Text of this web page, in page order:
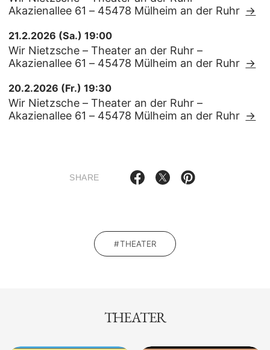
Akazienallee 61 – 45478 Mülheim an der Ruhr →
21.2.2026 (Sa.) 19:00
Wir Nietzsche – Theater an der Ruhr –
Akazienallee 61 – 45478 Mülheim an der Ruhr →
20.2.2026 (Fr.) 19:30
Wir Nietzsche – Theater an der Ruhr –
Akazienallee 61 – 45478 Mülheim an der Ruhr →
SHARE
THEATER
THEATER